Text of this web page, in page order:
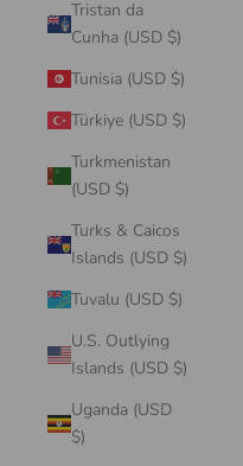
Tristan da
Cunha (USD $)
Tunisia (USD $)
Türkiye (USD $)
Turkmenistan
(USD $)
Turks & Caicos
Islands (USD $)
Tuvalu (USD $)
U.S. Outlying
Islands (USD $)
Uganda (USD
$)